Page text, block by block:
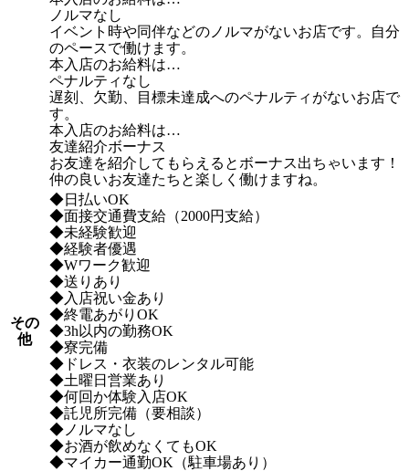
ノルマなし
イベント時や同伴などのノルマがないお店です。自分
のペースで働けます。
本入店のお給料は…
ペナルティなし
遅刻、欠勤、目標未達成へのペナルティがないお店で
す。
本入店のお給料は…
友達紹介ボーナス
お友達を紹介してもらえるとボーナス出ちゃいます！
仲の良いお友達たちと楽しく働けますね。
その
他
◆日払いOK
◆面接交通費支給（2000円支給）
◆未経験歓迎
◆経験者優遇
◆Wワーク歓迎
◆送りあり
◆入店祝い金あり
◆終電あがりOK
◆3h以内の勤務OK
◆寮完備
◆ドレス・衣装のレンタル可能
◆土曜日営業あり
◆何回か体験入店OK
◆託児所完備（要相談）
◆ノルマなし
◆お酒が飲めなくてもOK
◆マイカー通勤OK（駐車場あり）